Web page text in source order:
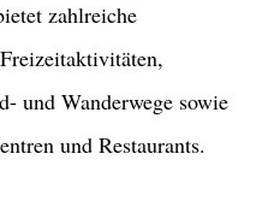
zahlreiche
und Wanderwege sowie
und Restaurants.